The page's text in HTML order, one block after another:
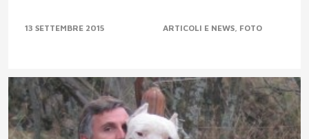
13 SETTEMBRE 2015 ARTICOLI E NEWS FOTO